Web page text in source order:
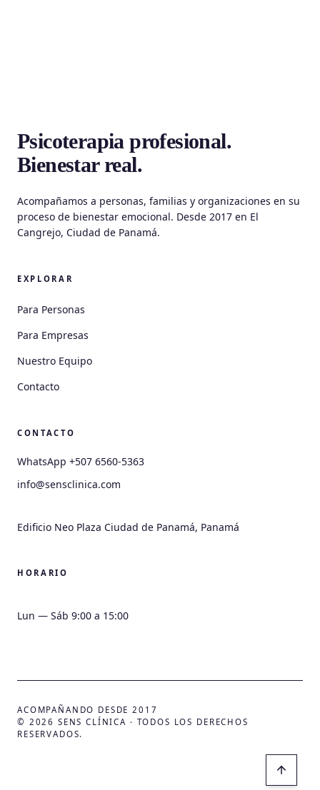
Psicoterapia profesional.
Bienestar real.
Acompañamos a personas, familias y organizaciones en su
proceso de bienestar emocional. Desde 2017 en El
Cangrejo, Ciudad de Panamá.
EXPLORAR
Para Personas
Para Empresas
Nuestro Equipo
Contacto
CONTACTO
WhatsApp +507 6560-5363
info@sensclinica.com
HORARIO
ACOMPAÑANDO DESDE 2017
© 2026 SENS CLÍNICA · TODOS LOS DERECHOS
RESERVADOS.